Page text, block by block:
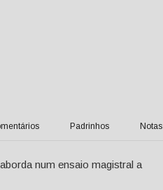
Padrinhos Notas
num ensaio magistral a